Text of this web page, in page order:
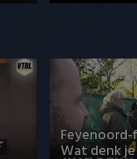
Feyenoord-
Wat denk